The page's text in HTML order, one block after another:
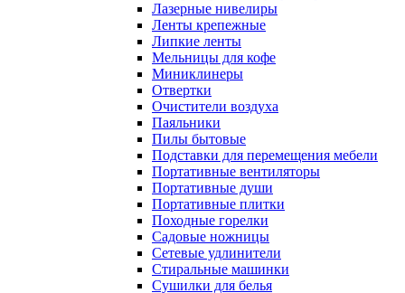
Лазерные нивелиры
Ленты крепежные
Липкие ленты
Мельницы для кофе
Миниклинеры
Отвертки
Очистители воздуха
Паяльники
Пилы бытовые
Подставки для перемещения мебели
Портативные вентиляторы
Портативные души
Портативные плитки
Походные горелки
Садовые ножницы
Сетевые удлинители
Стиральные машинки
Сушилки для белья